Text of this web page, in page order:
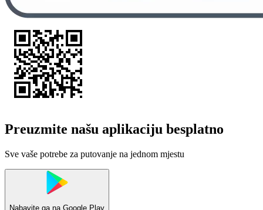
Preuzmite našu aplikaciju besplatno
Sve vaše potrebe za putovanje na jednom mjestu
Nabavite ga na Google Play